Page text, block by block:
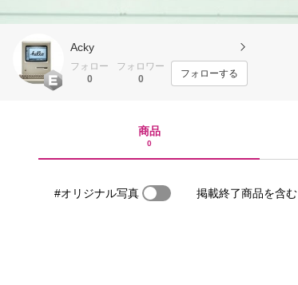
Acky
フォロー
0
フォロワー
0
フォローする
商品
0
#オリジナル写真 掲載終了商品を含む